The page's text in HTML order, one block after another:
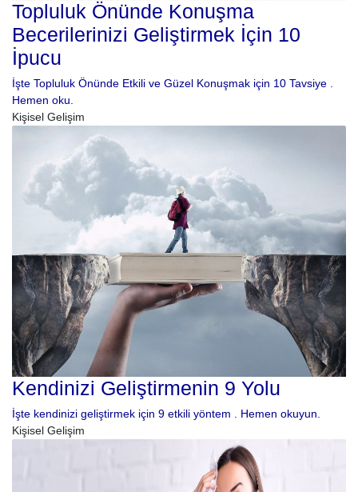
Topluluk Önünde Konuşma
Becerilerinizi Geliştirmek İçin 10
İpucu
İşte Topluluk Önünde Etkili ve Güzel Konuşmak için 10 Tavsiye .
Hemen oku.
Kişisel Gelişim
Kendinizi Geliştirmenin 9 Yolu
İşte kendinizi geliştirmek için 9 etkili yöntem . Hemen okuyun.
Kişisel Gelişim